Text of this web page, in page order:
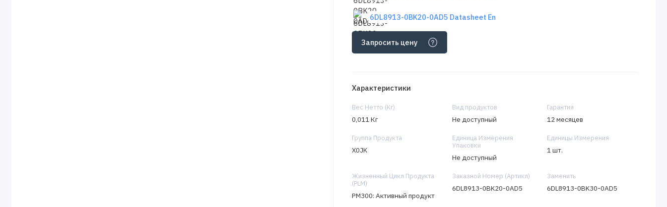
6DL8913-0BK20-0AD5 Datasheet En
Запросить цену
Характеристики
Вес Нетто (Кг)
0,011 Кг
Вид продуктов
Не доступный
Гарантия
12 месяцев
Группа Продукта
X0JK
Единица Измерения
Упаковки
Не доступный
Единицы Измерения
1 шт.
Жизненный Цикл Продукта
(PLM)
PM300: Активный продукт
Заказной Номер (Артикл)
6DL8913-0BK20-0AD5
Заменить
6DL8913-0BK30-0AD5